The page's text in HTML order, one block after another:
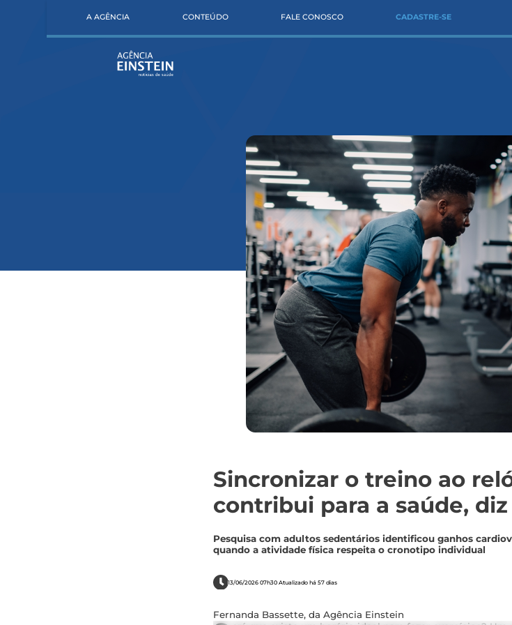
A AGÊNCIA CONTEÚDO FALE CONOSCO CADASTRE-SE
Sincronizar o treino ao
contribui para a saúde,
Pesquisa com adultos sedentários identificou ganhos
quando a atividade física respeita o cronotipo individual
13/06/2026 07h30 Atualizado há 57 dias
Fernanda Bassette, da Agência Einstein